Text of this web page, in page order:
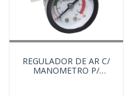
REGULADOR DE AR C/
MANOMETRO P/